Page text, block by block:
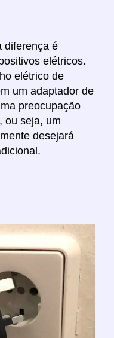
diferença é
elétricos.
elétrico de
um adaptador de
preocupação
ou seja, um
desejará